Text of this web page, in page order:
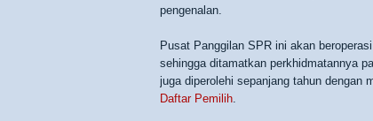
pengenalan.
Pusat Panggilan SPR ini akan
sehingga ditamatkan perkhidmatannya
juga diperolehi sepanjang tahun dengan
Daftar Pemilih.